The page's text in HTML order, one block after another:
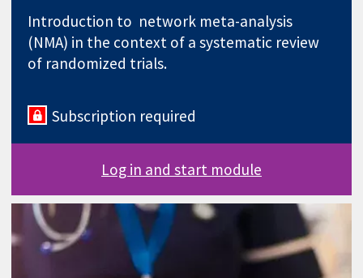
Introduction to network meta-analysis
(NMA) in the context of a systematic review
of randomized trials.
Subscription required
Log in and start module